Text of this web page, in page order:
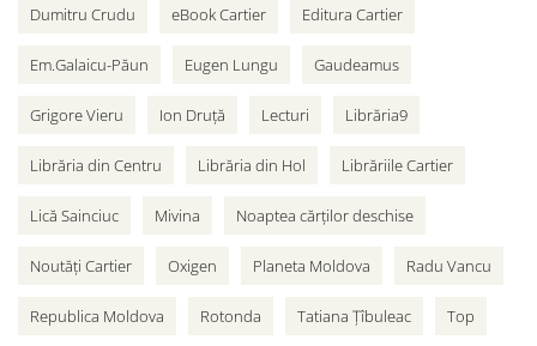
Dumitru Crudu eBook Cartier Editura Cartier
Em.Galaicu-Păun Eugen Lungu Gaudeamus
Grigore Vieru Ion Druță Lecturi Librăria9
Librăria din Centru Librăria din Hol Librăriile Cartier
Lică Sainciuc Mivina Noaptea cărților deschise
Noutăți Cartier Oxigen Planeta Moldova Radu Vancu
Republica Moldova Rotonda Tatiana Țîbuleac Top